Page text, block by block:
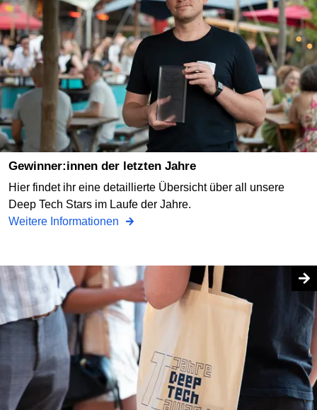
Gewinner:innen der letzten Jahre
Hier findet ihr eine detaillierte Übersicht über all unsere
Deep Tech Stars im Laufe der Jahre.
Weitere Informationen